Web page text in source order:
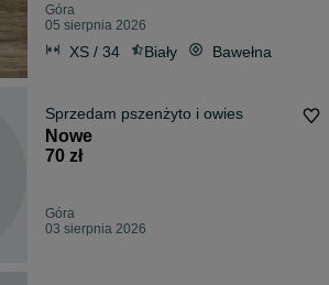
Góra
05 sierpnia 2026
XS / 34 Biały Bawełna
Sprzedam pszenżyto i owies
Nowe
70 zł
Góra
03 sierpnia 2026